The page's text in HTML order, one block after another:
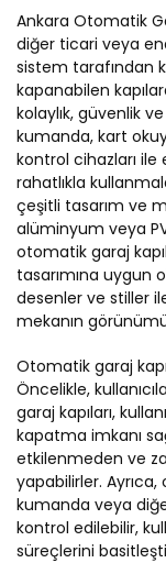
Ankara Otomatik
diğer ticari veya
sistem tarafından
kapanabilen
kolaylık, güvenlik
kumanda, kart
kontrol cihazları ile
rahatlıkla
çeşitli tasarım ve
alüminyum veya
otomatik garaj
tasarımına uygun
desenler ve stiller
mekanın
Otomatik garaj
Öncelikle,
garaj kapıları,
kapatma imkanı
etkilenmeden ve
yapabilirler.
kumanda veya
kontrol edilebilir,
süreçlerini